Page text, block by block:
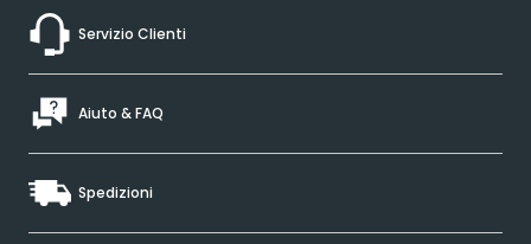
Servizio Clienti
Aiuto & FAQ
Spedizioni